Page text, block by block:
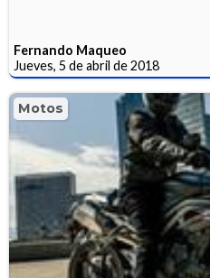
Fernando Maqueo
Jueves, 5 de abril de 2018
Motos